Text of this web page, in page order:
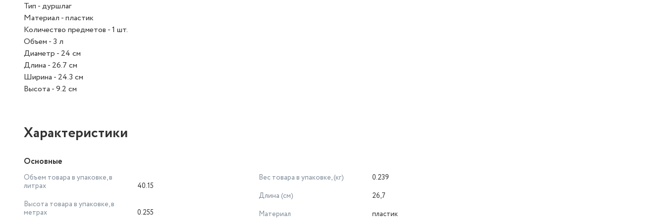
Тип - дуршлаг
Материал - пластик
Количество предметов - 1 шт.
Объем - 3 л
Диаметр - 24 см
Длина - 26.7 см
Ширина - 24.3 см
Высота - 9.2 см
Характеристики
Основные
Объем товара в упаковке, в
литрах
40.15
Высота товара в упаковке, в
метрах
0.255
Вес товара в упаковке, (кг)
0.239
Длина (см)
26,7
Материал
пластик